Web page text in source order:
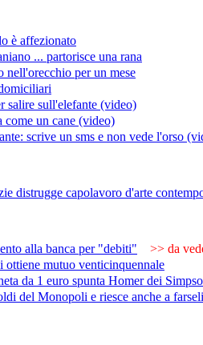
è affezionato
... partorisce una rana
nell'orecchio per un mese
salire sull'elefante (video)
come un cane (video)
scrive un sms e non vede l'orso
distrugge capolavoro d'arte
alla banca per "debiti"
>> da
mutuo venticinquennale
da 1 euro spunta Homer dei
del Monopoli e riesce anche a